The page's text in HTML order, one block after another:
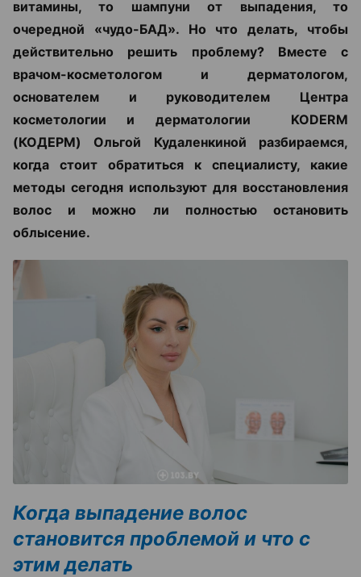
витамины, то шампуни от выпадения, то
очередной «чудо-БАД». Но что делать, чтобы
действительно решить проблему? Вместе с
врачом-косметологом и дерматологом,
основателем и руководителем Центра
косметологии и дерматологии KODERM
(КОДЕРМ) Ольгой Кудаленкиной разбираемся,
когда стоит обратиться к специалисту, какие
методы сегодня используют для восстановления
волос и можно ли полностью остановить
облысение.
Когда выпадение волос
становится проблемой и что с
этим делать